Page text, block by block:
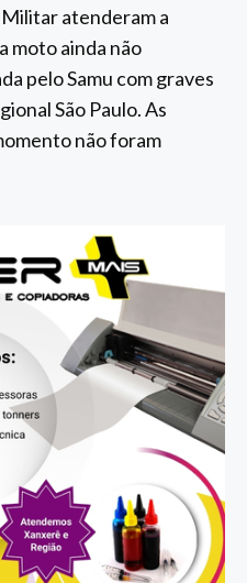
Militar atenderam a
moto ainda não
pelo Samu com graves
São Paulo. As
não foram